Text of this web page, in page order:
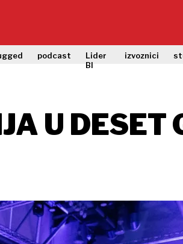
podcast
Lider
BI
izvoznici
U DESET